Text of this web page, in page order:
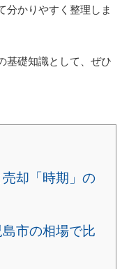
分かりやすく整理しま
基礎知識として、ぜひ
売却「時期」の
市の相場で比